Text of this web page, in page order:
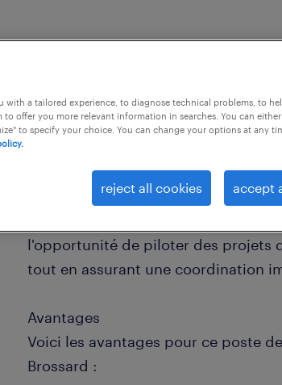
Vous êtes un leader naturel
d'envergure ? Nous recherchons
civil pour joindre une équipe
chantiers majeurs. Dans ce rôle
l'opportunité de piloter des projets
tout en assurant une coordination
Avantages
Voici les avantages pour ce poste
Brossard :
with a tailored experience, to diagnose technical problems, to
to offer you more relevant information in searches. You can
to specify your choice. You can change your options at any
reject all cookies accept